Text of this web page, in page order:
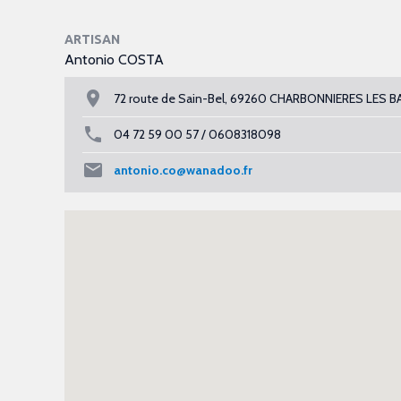
ARTISAN
Antonio COSTA
72 route de Sain-Bel, 69260 CHARBONNIERES LES
04 72 59 00 57 / 0608318098
antonio.co@wanadoo.fr